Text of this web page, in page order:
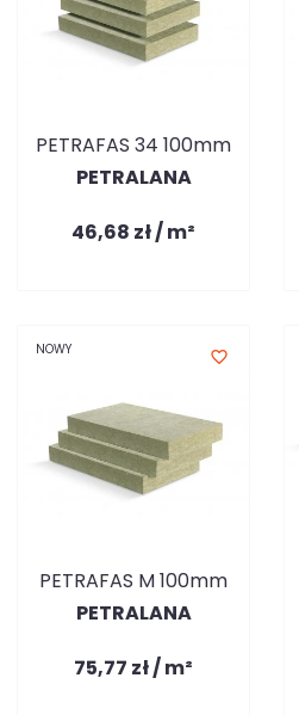
PETRAFAS 34 100mm
PETRALANA
46,68 zł / m²
NOWY favorite_border
PETRAFAS M 100mm
PETRALANA
75,77 zł / m²